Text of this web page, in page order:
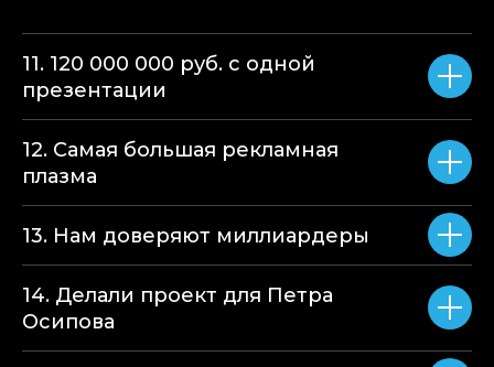
11. 120 000 000 руб. с одной
презентации
12. Самая большая рекламная
плазма
13. Нам доверяют миллиардеры
14. Делали проект для Петра
Осипова